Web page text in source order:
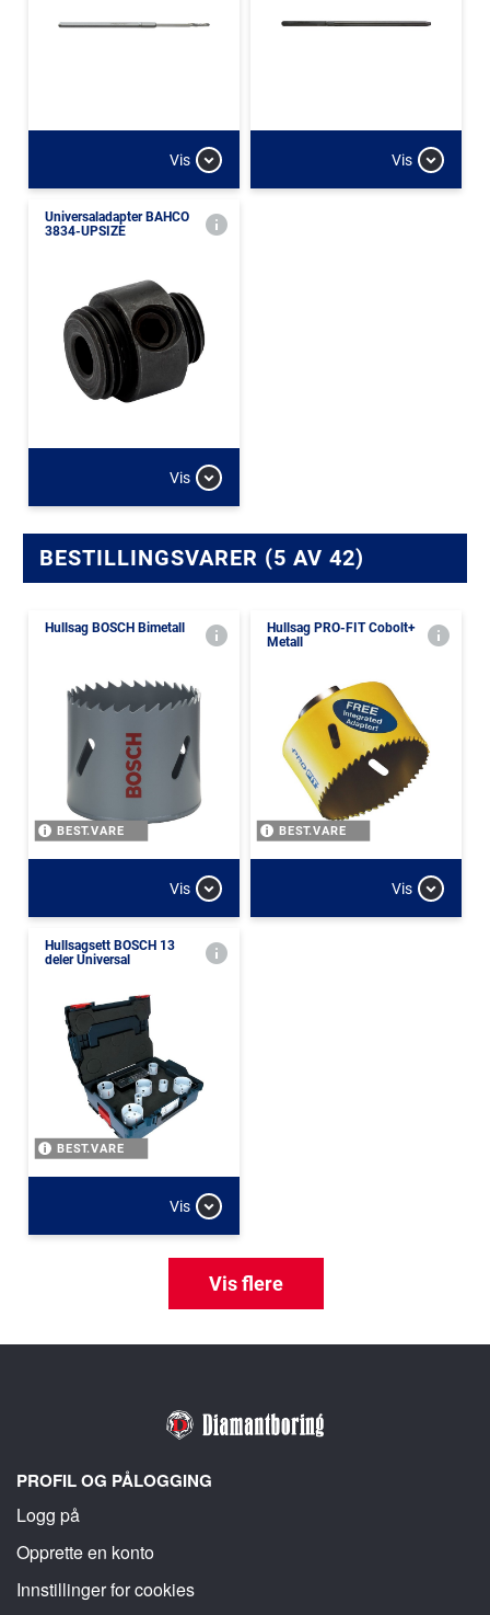
Vis Vis
Universaladapter BAHCO
3834-UPSIZE
Vis
BESTILLINGSVARER (5 AV 42)
Hullsag BOSCH Bimetall
BEST.VARE
Vis
Hullsag PRO-FIT Cobolt+
Metall
BEST.VARE
Vis
Hullsagsett BOSCH 13
deler Universal
BEST.VARE
Vis
Vis flere
PROFIL OG PÅLOGGING
Logg på
Opprette en konto
Innstillinger for cookies